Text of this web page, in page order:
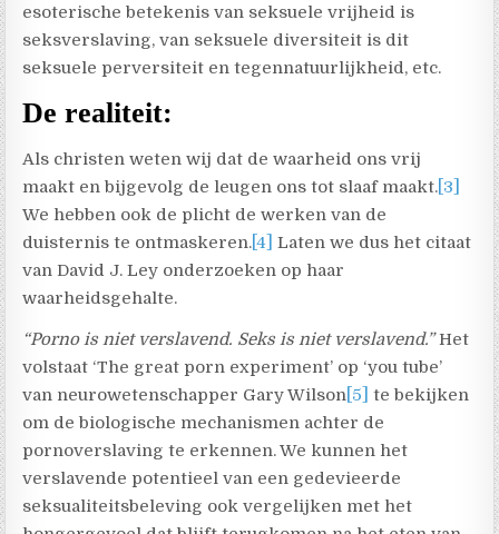
esoterische betekenis van seksuele vrijheid is
seksverslaving, van seksuele diversiteit is dit
seksuele perversiteit en tegennatuurlijkheid, etc.
De realiteit:
Als christen weten wij dat de waarheid ons vrij
maakt en bijgevolg de leugen ons tot slaaf maakt. [3]
We hebben ook de plicht de werken van de
duisternis te ontmaskeren. [4] Laten we dus het citaat
van David J. Ley onderzoeken op haar
waarheidsgehalte.
“Porno is niet verslavend. Seks is niet verslavend.”Het
volstaat ‘The great porn experiment’ op ‘you tube’
van neurowetenschapper Gary Wilson [5]
te bekijken
om de biologische mechanismen achter de
pornoverslaving te erkennen. We kunnen het
verslavende potentieel van een gedevieerde
seksualiteitsbeleving ook vergelijken met het